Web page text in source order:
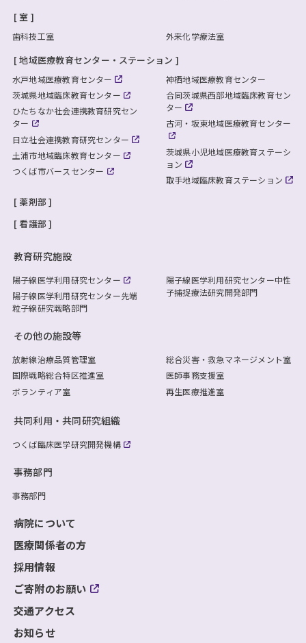
室
歯科技工室 外来化学療法室
地域医療教育センター・ステーション
水戸地域医療教育センター
茨城県地域臨床教育センター
ひたちなか社会連携教育研究セン
ター
日立社会連携教育研究センター
土浦市地域臨床教育センター
つくば市バースセンター
神栖地域医療教育センター
合同茨城県西部地域臨床教育セン
ター
古河・坂東地域医療教育センター
茨城県小児地域医療教育ステーシ
ョン
取手地域臨床教育ステーション
薬剤部
看護部
教育研究施設
陽子線医学利用研究センター
陽子線医学利用研究センター先端
粒子線研究戦略部門
陽子線医学利用研究センター中性
子捕捉療法研究開発部門
その他の施設等
放射線治療品質管理室
国際戦略総合特区推進室
ボランティア室
総合災害・救急マネージメント室
医師事務支援室
再生医療推進室
共同利用・共同研究組織
つくば臨床医学研究開発機構
事務部門
事務部門
病院について
医療関係者の方
採用情報
ご寄附のお願い
交通アクセス
お知らせ